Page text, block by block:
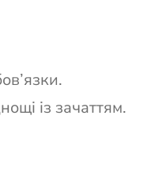
із зачаттям.